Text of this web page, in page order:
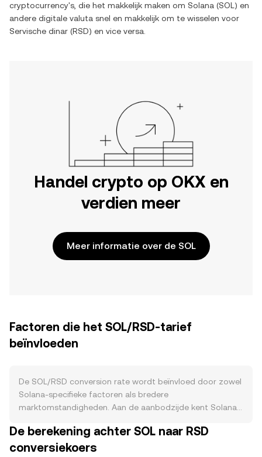
cryptocurrency's, die het makkelijk maken om Solana (SOL ) en
andere digitale valuta snel en makkelijk om te wisselen voor
Servische dinar (RSD) en vice versa.
Handel crypto op OKX en
verdien meer
Meer informatie over de SOL
Factoren die het SOL/RSD-tarief
beïnvloeden
De SOL/RSD conversion rate wordt beïnvloed door zowel
Solana-specifieke factoren als bredere
marktomstandigheden. Aan de aanbodzijde kent Solana
jaarlijkse uitgifte geleidelijk daalt. Een deel van de
transactiekosten op Solana wordt verbrand, wat de
De berekening achter SOL naar RSD
conversiekoers